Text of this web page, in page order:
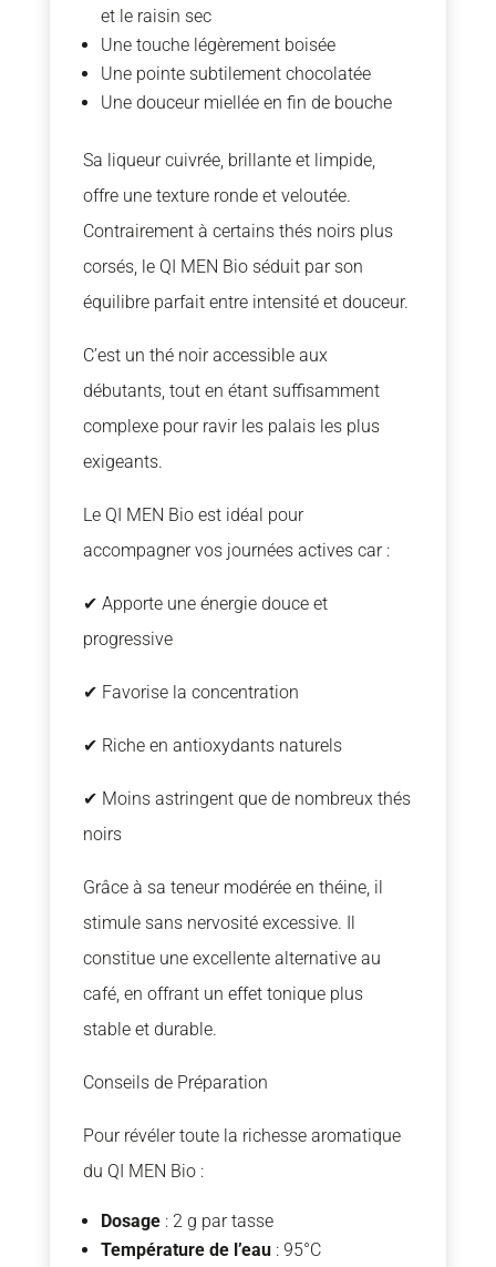
et le raisin sec
Une touche légèrement boisée
Une pointe subtilement chocolatée
Une douceur miellée en fin de bouche
Sa liqueur cuivrée, brillante et limpide,
offre une texture ronde et veloutée.
Contrairement à certains thés noirs plus
corsés, le QI MEN Bio séduit par son
équilibre parfait entre intensité et douceur.
C’est un thé noir accessible aux
débutants, tout en étant suffisamment
complexe pour ravir les palais les plus
exigeants.
Le QI MEN Bio est idéal pour
accompagner vos journées actives car :
✔ Apporte une énergie douce et
progressive
✔ Favorise la concentration
✔ Riche en antioxydants naturels
✔ Moins astringent que de nombreux thés
noirs
Grâce à sa teneur modérée en théine, il
stimule sans nervosité excessive. Il
constitue une excellente alternative au
café, en offrant un effet tonique plus
stable et durable.
Conseils de Préparation
Pour révéler toute la richesse aromatique
du QI MEN Bio :
Dosage: 2 g par tasse
Température de l’eau: 95°C